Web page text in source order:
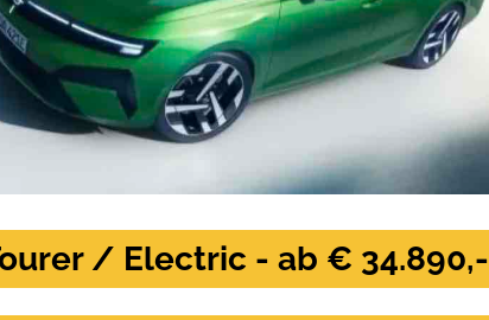
/ Electric - ab € 34.890,-